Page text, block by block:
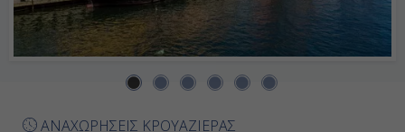
Ημέρα 8η
Κοπεγχάγη, Δανία
ΑΝΑΧΩΡΗΣΕΙΣ ΚΡΟΥΑΖΙΕΡΑΣ